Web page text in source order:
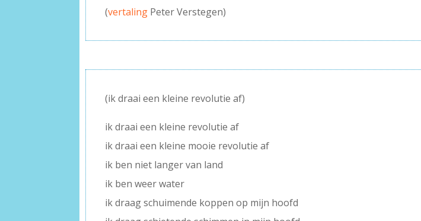
(vertaling Peter Verstegen)
(ik draai een kleine revolutie af)
ik draai een kleine revolutie af
ik draai een kleine mooie revolutie af
ik ben niet langer van land
ik ben weer water
ik draag schuimende koppen op mijn hoofd